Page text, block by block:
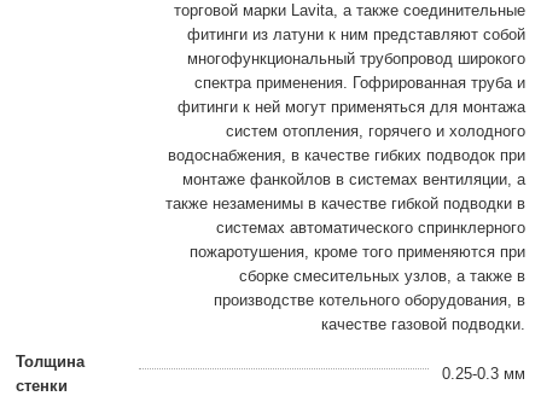
торговой марки Lavita, а также соединительные
фитинги из латуни к ним представляют собой
многофункциональный трубопровод широкого
спектра применения. Гофрированная труба и
фитинги к ней могут применяться для монтажа
систем отопления, горячего и холодного
водоснабжения, в качестве гибких подводок при
монтаже фанкойлов в системах вентиляции, а
также незаменимы в качестве гибкой подводки в
системах автоматического спринклерного
пожаротушения, кроме того применяются при
сборке смесительных узлов, а также в
производстве котельного оборудования, в
качестве газовой подводки.
Толщина
стенки
0.25-0.3 мм